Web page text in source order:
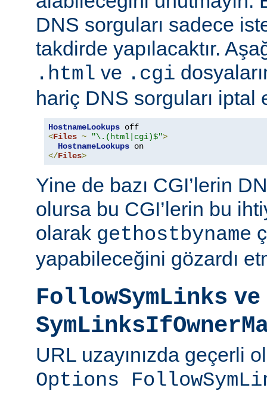
DNS sorguları sadece
takdirde yapılacaktır.
.html ve .cgi
hariç DNS sorguları iptal
HostnameLookups
<Files ~ "\.(html|cgi)$">
HostnameLookups
</Files>
Yine de bazı CGI’lerin
olursa bu CGI’lerin bu
olarak gethostbyname
yapabileceğini gözardı
FollowSymLinks ve
URL uzayınızda geçerli
Options